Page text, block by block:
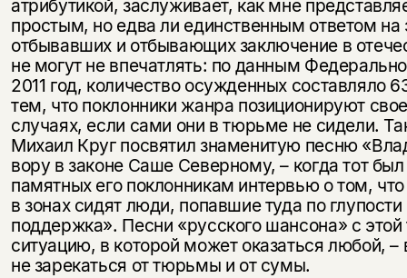
атрибутикой, заслуживает, как мне
простым, но едва ли единственным ответом
отбывавших и отбывающих заключение в
не могут не впечатлять: по данным
2011 год, количество осужденных составляло
тем, что поклонники жанра позиционируют
случаях, если сами они в тюрьме не сидели.
Михаил Круг посвятил знаменитую песню
вору в законе Саше Северному, – когда тот
памятных его поклонникам интервью о том,
в зонах сидят люди, попавшие туда по
поддержка». Песни «русского шансона» с
ситуацию, в которой может оказаться любой, –
не зарекаться от тюрьмы и от сумы.